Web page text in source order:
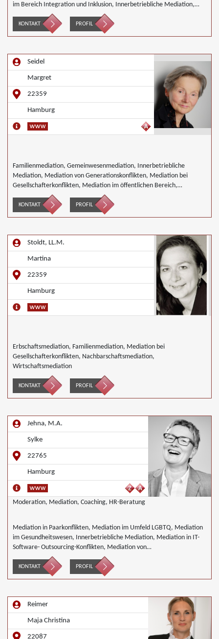
im Bereich Integration und Inklusion, Innerbetriebliche Mediation,
Interkulturelle Mediation, gewerblicher Rechtsschutz, Mediation in IT-
Software- Outsourcing-Konflikten, Mediation bei
Gesellschafterkonflikten, Mediation im öffentlichen Bereich,
KONTAKT PROFIL
Seidel
Margret
22359
Hamburg
Familienmediation, Gemeinwesenmediation, Innerbetriebliche
Mediation, Mediation von Generationskonflikten, Mediation bei
Gesellschafterkonflikten, Mediation im öffentlichen Bereich,
Mediation bei Team- und Gruppenkonflikten,
Nachbarschaftsmediation, Schulmediation
KONTAKT PROFIL
Stoldt, LL.M.
Martina
22359
Hamburg
Erbschaftsmediation, Familienmediation, Mediation bei
Gesellschafterkonflikten, Nachbarschaftsmediation,
Wirtschaftsmediation
KONTAKT PROFIL
Jehna, M.A.
Sylke
22765
Hamburg
Moderation, Mediation, Coaching, HR-Beratung
Mediation in Paarkonflikten, Mediation im Umfeld LGBTQ, Mediation
im Gesundheitswesen, Innerbetriebliche Mediation, Mediation in IT-
Software- Outsourcing-Konflikten, Mediation von
Generationskonflikten, Mediation im öffentlichen Bereich, Mediation
bei Team- und Gruppenkonflikten, Mediation von
Unternehmensnachfolgen, Wirtschaftsmediation
KONTAKT PROFIL
Reimer
Maja Christina
22087